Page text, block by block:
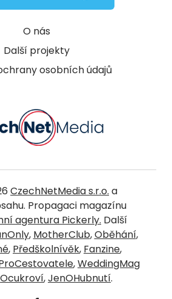
O nás
Další projekty
osobních údajů
CzechNetMedia s.r.o. a
Propagaci magazínu
agentura Pickerly. Další
, MotherClub,Oběhání,
, Předškolnívěk, Fanzine,
,WeddingMag
Ocukroví,JenOHubnutí.